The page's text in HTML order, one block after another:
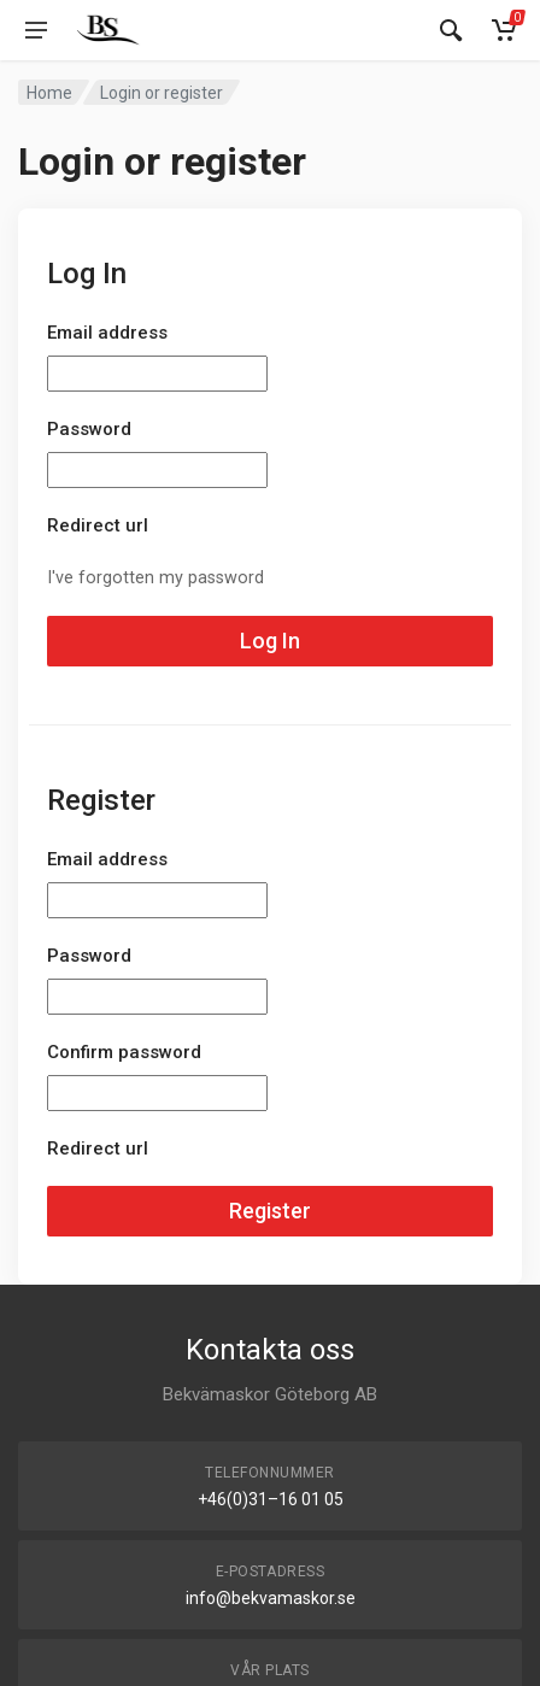
0
Home Login or register
Login or register
Log In
Email address
Password
Redirect url
I've forgotten my password
Log In
Register
Email address
Password
Confirm password
Redirect url
Register
Kontakta oss
Bekvämaskor Göteborg AB
TELEFONNUMMER
+46(0)31–16 01 05
E-POSTADRESS
info@bekvamaskor.se
VÅR PLATS